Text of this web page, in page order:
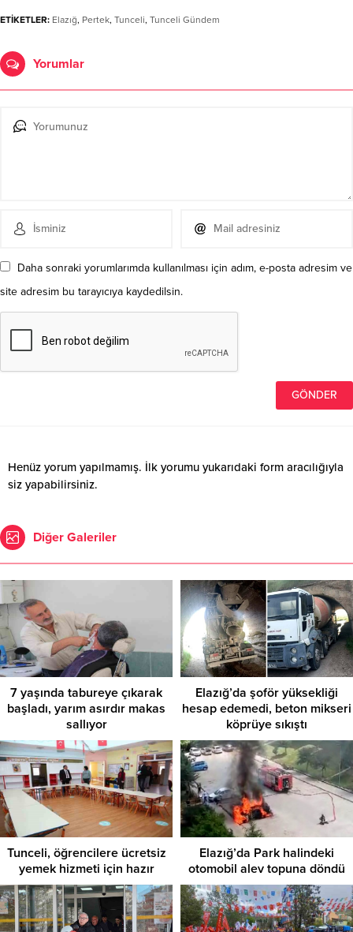
ETİKETLER: Elazığ, Pertek, Tunceli, Tunceli Gündem
Yorumlar
Daha sonraki yorumlarımda kullanılması için adım, e-posta adresim ve
site adresim bu tarayıcıya kaydedilsin.
Henüz yorum yapılmamış. İlk yorumu yukarıdaki form aracılığıyla
siz yapabilirsiniz.
Diğer Galeriler
7 yaşında tabureye çıkarak
başladı, yarım asırdır makas
sallıyor
Elazığ’da şoför yüksekliği
hesap edemedi, beton mikseri
köprüye sıkıştı
Tunceli, öğrencilere ücretsiz
yemek hizmeti için hazır
Elazığ’da Park halindeki
otomobil alev topuna döndü